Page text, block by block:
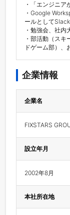
・「エンジニア
・Google
ールとして
・勉強会、社
・部活動（ス
ドゲーム部）
企業情報
企業名
FIXSTARS
設立年月
2002年8月
本社所在地